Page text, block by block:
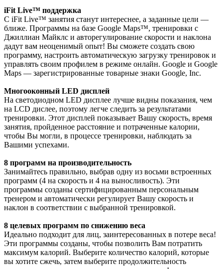
iFit Live™ поддержка
С iFit Live™ занятия станут интереснее, а заданные цели —
ближе. Программы на базе Google Maps™, тренировки с
Джиллиан Майклс и авторегулирование скорости и наклона
дадут вам неоценимый опыт! Вы сможете создать свою
программу, настроить автоматическую загрузку тренировок и
управлять своим профилем в режиме онлайн. Google и Google
Maps — зарегистрированные товарные знаки Google, Inc.
Многооконный LED дисплей
На светодиодном LED дисплее лучше видны показания, чем
на LCD дислее, поэтому легче следить за результатами
тренировки. Этот дисплей показывает Вашу скорость, время
занятия, пройденное расстояние и потраченные калории,
чтобы Вы могли, в процессе тренировки, наблюдать за
Вашими успехами.
8 программ на производительность
Занимайтесь правильно, выбрав одну из восьми встроенных
программ (4 на скорость и 4 на выносливость). Эти
программы созданы сертифицированным персональным
тренером и автоматически регулирует Вашу скорость и
наклон в соответствии с выбранной тренировкой.
8 целевых программ по снижению веса
Идеально подходит для лиц, заинтересованных в потере веса!
Эти программы созданы, чтобы позволить Вам потратить
максимум калорий. Выберите количество калорий, которые
вы хотите сжечь, затем выберите продолжительность